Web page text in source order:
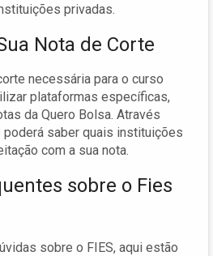
privadas.
Nota de Corte
necessária para o curso
plataformas específicas,
da Quero Bolsa. Através
saber quais instituições
com a sua nota.
sobre o Fies
sobre o FIES, aqui estão